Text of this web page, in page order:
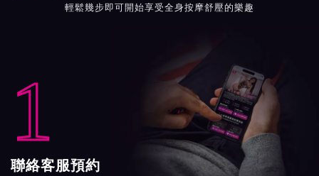
輕鬆幾步即可開始享受全身按摩舒壓的樂趣
1
聯絡客服預約